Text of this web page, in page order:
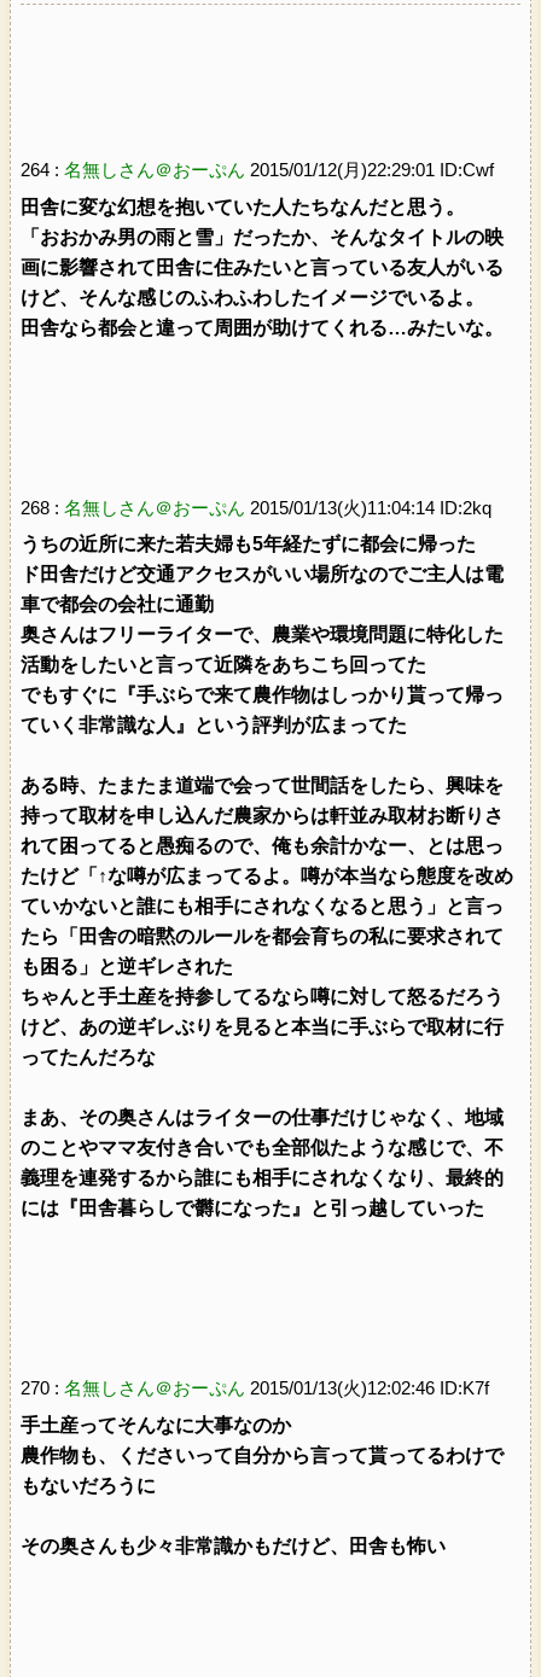
264 : 名無しさん＠おーぷん 2015/01/12(月)22:29:01 ID:Cwf
田舎に変な幻想を抱いていた人たちなんだと思う。
「おおかみ男の雨と雪」だったか、そんなタイトルの映
画に影響されて田舎に住みたいと言っている友人がいる
けど、そんな感じのふわふわしたイメージでいるよ。
田舎なら都会と違って周囲が助けてくれる…みたいな。
268 : 名無しさん＠おーぷん 2015/01/13(火)11:04:14 ID:2kq
うちの近所に来た若夫婦も5年経たずに都会に帰った
ド田舎だけど交通アクセスがいい場所なのでご主人は電
車で都会の会社に通勤
奥さんはフリーライターで、農業や環境問題に特化した
活動をしたいと言って近隣をあちこち回ってた
でもすぐに『手ぶらで来て農作物はしっかり貰って帰っ
ていく非常識な人』という評判が広まってた
ある時、たまたま道端で会って世間話をしたら、興味を
持って取材を申し込んだ農家からは軒並み取材お断りさ
れて困ってると愚痴るので、俺も余計かなー、とは思っ
たけど「↑な噂が広まってるよ。噂が本当なら態度を改め
ていかないと誰にも相手にされなくなると思う」と言っ
たら「田舎の暗黙のルールを都会育ちの私に要求されて
も困る」と逆ギレされた
ちゃんと手土産を持参してるなら噂に対して怒るだろう
けど、あの逆ギレぶりを見ると本当に手ぶらで取材に行
ってたんだろな
まあ、その奥さんはライターの仕事だけじゃなく、地域
のことやママ友付き合いでも全部似たような感じで、不
義理を連発するから誰にも相手にされなくなり、最終的
には『田舎暮らしで欝になった』と引っ越していった
270 : 名無しさん＠おーぷん 2015/01/13(火)12:02:46 ID:K7f
手土産ってそんなに大事なのか
農作物も、くださいって自分から言って貰ってるわけで
もないだろうに
その奥さんも少々非常識かもだけど、田舎も怖い